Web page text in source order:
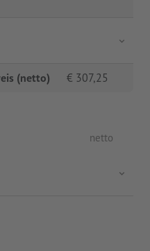
(netto) € 307,25
netto